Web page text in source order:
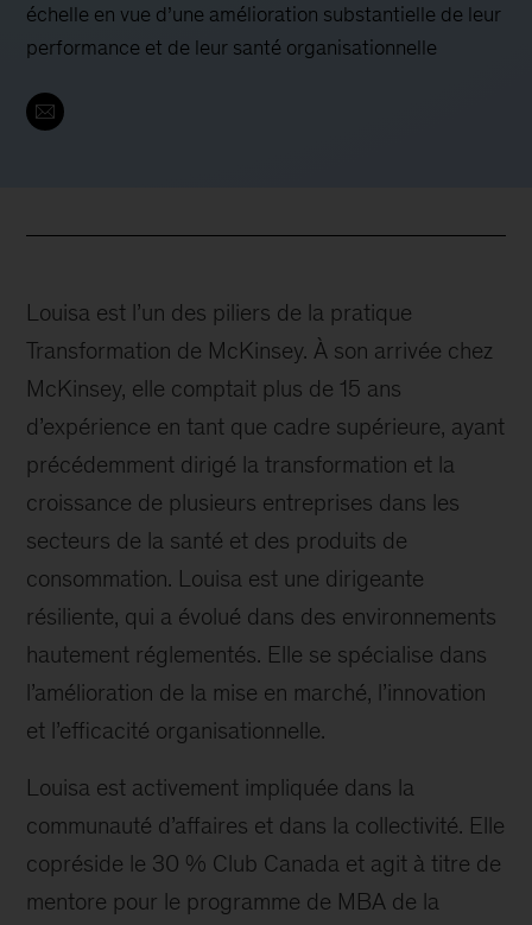
échelle en vue d’une amélioration substantielle de leur
performance et de leur santé organisationnelle
Louisa est l’un des piliers de la pratique
Transformation de McKinsey. À son arrivée chez
McKinsey, elle comptait plus de 15 ans
d’expérience en tant que cadre supérieure, ayant
précédemment dirigé la transformation et la
croissance de plusieurs entreprises dans les
secteurs de la santé et des produits de
consommation. Louisa est une dirigeante
résiliente, qui a évolué dans des environnements
hautement réglementés. Elle se spécialise dans
l’amélioration de la mise en marché, l’innovation
et l’efficacité organisationnelle.
Louisa est activement impliquée dans la
communauté d’affaires et dans la collectivité. Elle
copréside le 30 % Club Canada et agit à titre de
mentore pour le programme de MBA de la